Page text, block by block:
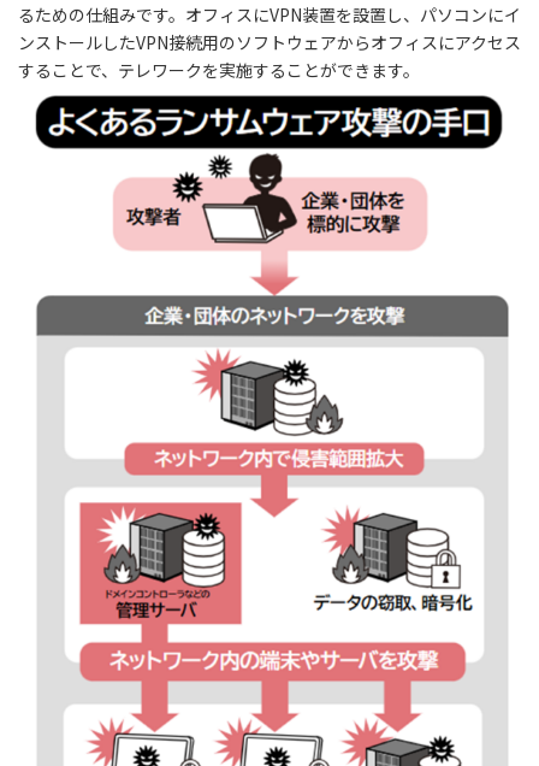
るための仕組みです。オフィスにVPN装置を設置し、パソコンにイ
ンストールしたVPN接続用のソフトウェアからオフィスにアクセス
することで、テレワークを実施することができます。